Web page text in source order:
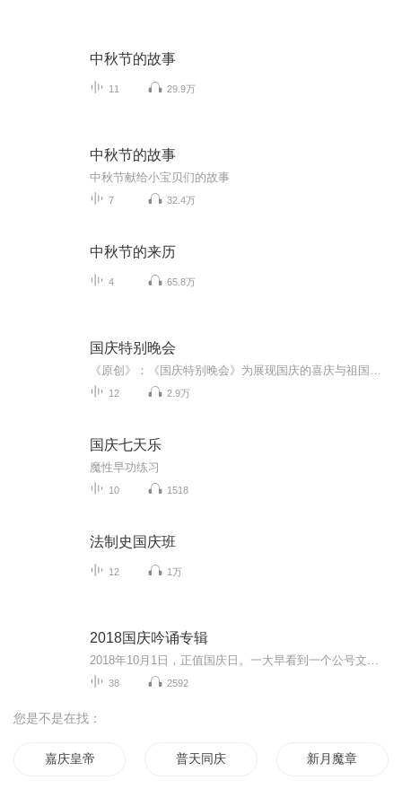
中秋节的故事
11 29.9万
中秋节的故事
中秋节献给小宝贝们的故事
7 32.4万
中秋节的来历
4 65.8万
国庆特别晚会
12 2.9万
国庆七天乐
魔性早功练习
10 1518
法制史国庆班
12 1万
2018国庆吟诵专辑
38 2592
您是不是在找：
嘉庆皇帝 普天同庆 新月魔章